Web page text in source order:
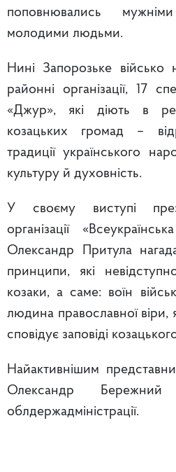
поповнювались
молодими людьми.
Нині Запорозьке військо
районні організації, 17
«Джур», які діють в
козацьких громад –
традиції українського
культуру й духовність.
У своєму виступі
організації
Олександр Притула
принципи, які
козаки, а саме: воїн
людина православної віри,
сповідує заповіді
Найактивнішим
Олександр Бережний
облдержадміністрації.